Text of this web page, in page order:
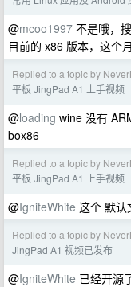
@mcoo1997 不是哦，
目前的 x86 版本，这个
Replied to a topic by
平板 JingPad A1 上手视频
@loading wine 没有
box86
Replied to a topic by
平板 JingPad A1 上手视频
@IgniteWhite 这个 默认
Replied to a topic by
JingPad A1 视频已发布
@IgniteWhite 已经开源